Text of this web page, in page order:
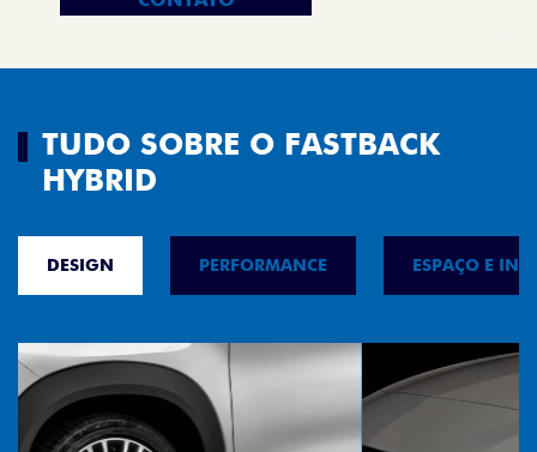
TUDO SOBRE O FASTBACK
HYBRID
DESIGN PERFORMANCE ESPAÇO E